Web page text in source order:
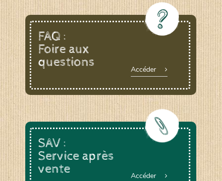
FAQ :
Foire aux
questions
Accéder
SAV :
Service après
vente
Accéder